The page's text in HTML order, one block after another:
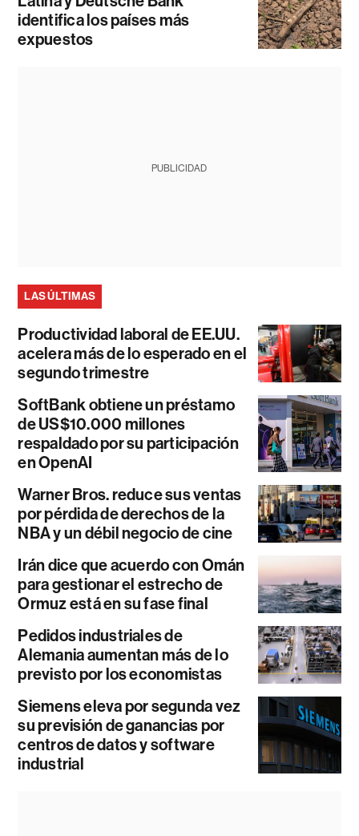
identifica los países más
expuestos
PUBLICIDAD
LAS ÚLTIMAS
Productividad laboral de EE.UU.
acelera más de lo esperado en el
segundo trimestre
SoftBank obtiene un préstamo
de US$10.000 millones
respaldado por su participación
en OpenAI
Warner Bros. reduce sus ventas
por pérdida de derechos de la
NBA y un débil negocio de cine
Irán dice que acuerdo con Omán
para gestionar el estrecho de
Ormuz está en su fase final
Pedidos industriales de
Alemania aumentan más de lo
previsto por los economistas
Siemens eleva por segunda vez
su previsión de ganancias por
centros de datos y software
industrial